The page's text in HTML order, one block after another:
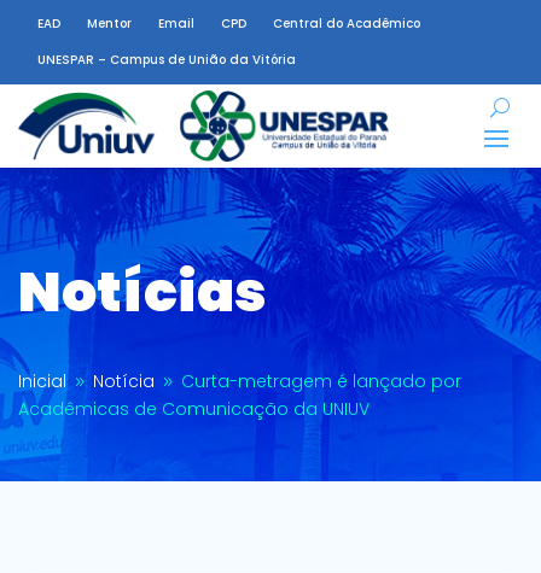
EAD Mentor Email CPD
Central do Acadêmico
UNESPAR – Campus de União da Vitória
Notícias
Inicial 9 Notícia 9 Curta-metragem é lançado por
Acadêmicas de Comunicação da UNIUV